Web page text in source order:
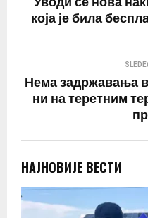
која је била
Нема задржавања
ни на теретним
НАЈНОВИЈЕ ВЕСТИ